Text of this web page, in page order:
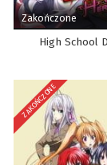
Zakończone
High School
ZAKOŃCZONE